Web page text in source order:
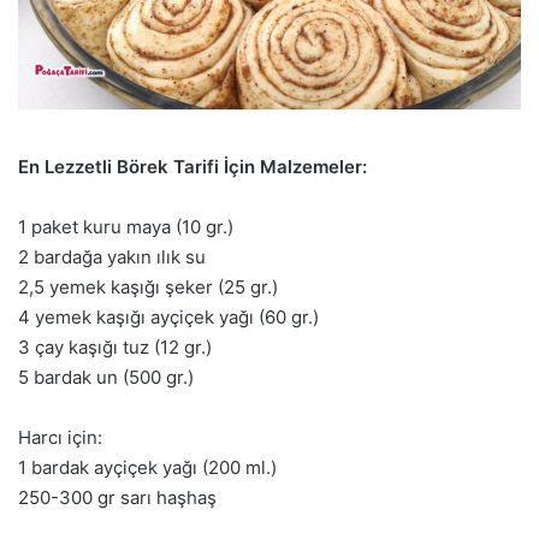
En Lezzetli Börek Tarifi İçin Malzemeler:
1 paket kuru maya (10 gr.)
2 bardağa yakın ılık su
2,5 yemek kaşığı şeker (25 gr.)
4 yemek kaşığı ayçiçek yağı (60 gr.)
3 çay kaşığı tuz (12 gr.)
5 bardak un (500 gr.)
Harcı için:
1 bardak ayçiçek yağı (200 ml.)
250-300 gr sarı haşhaş